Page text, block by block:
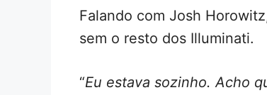
Falando com Josh
sem o resto dos Illuminati.
“Eu estava sozinho. Acho